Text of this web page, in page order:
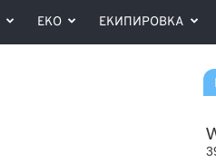
ЕКО ЕКИПИРОВКА